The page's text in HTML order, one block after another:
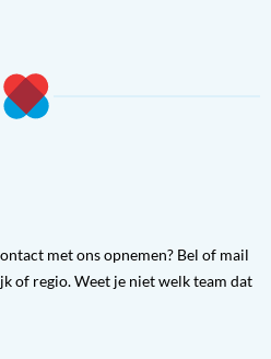
met ons opnemen? Bel of mail
of regio. Weet je niet welk team dat